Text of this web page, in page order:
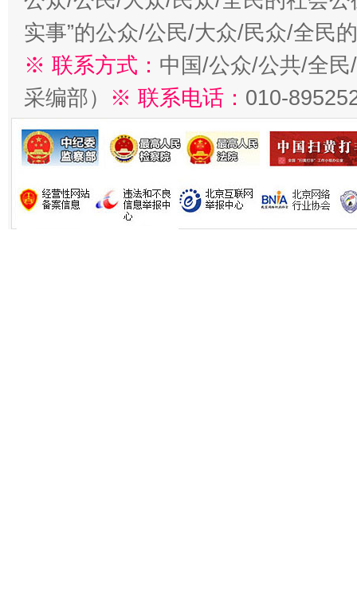
实事”的公众/公民/大众/民众/全民
※ 联系方式： 中国/公众/公共/全
采编部） ※ 联系电话： 010-